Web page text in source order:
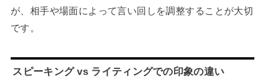
が、相手や場面によって言い回しを調整することが大切
です。
スピーキング vs ライティングでの印象の違い